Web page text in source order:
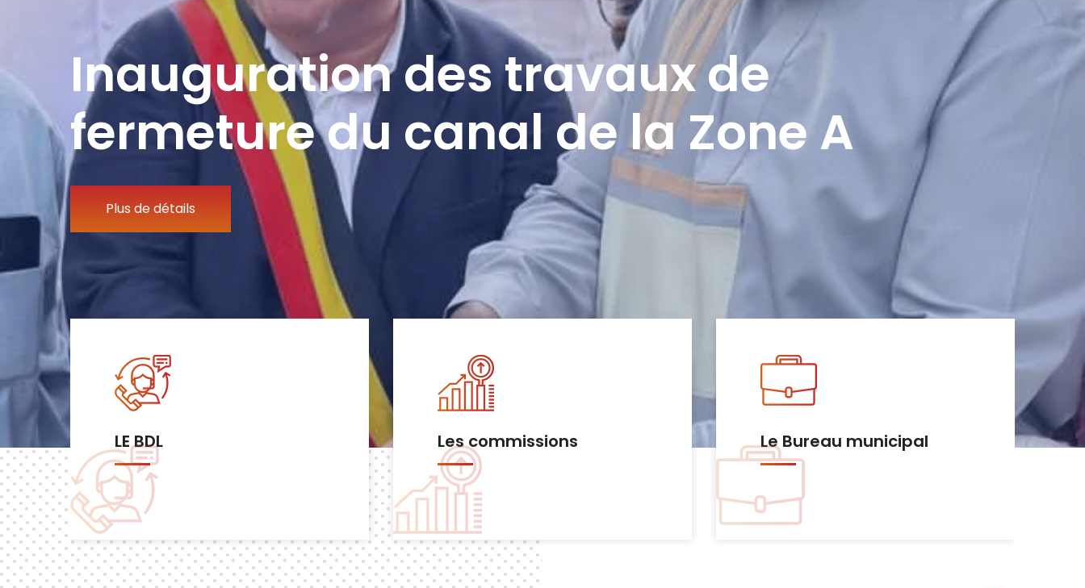
Inauguration des travaux de
fermeture du canal de la Zone A
Plus de détails
Les commissions Le Bureau municipal Urbanisme et Habitat